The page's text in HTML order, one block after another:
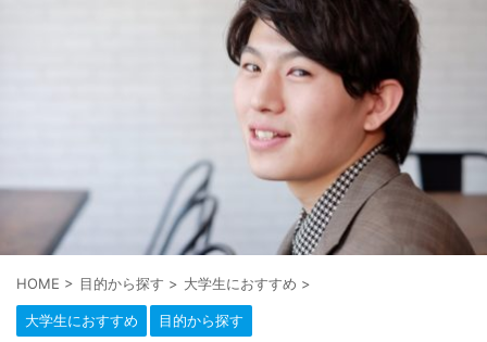
HOME > 目的から探す > 大学生におすすめ >
大学生におすすめ 目的から探す